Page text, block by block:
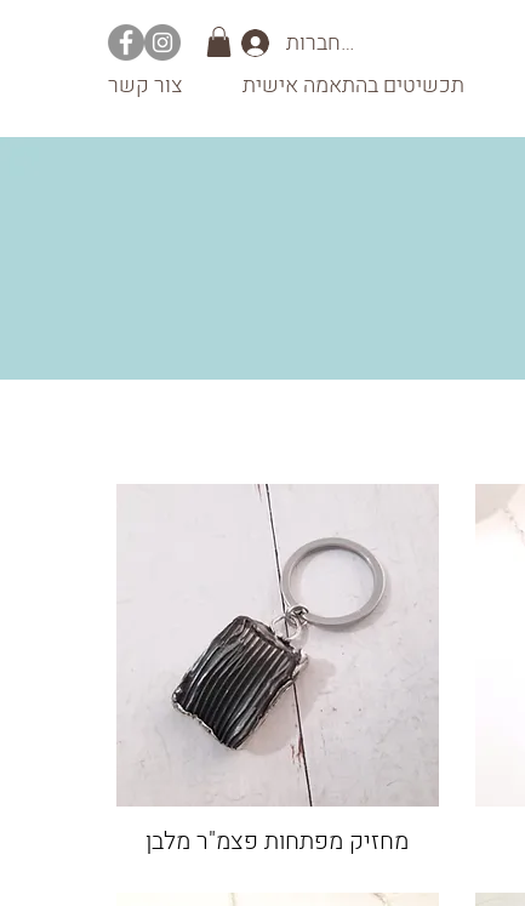
להתחברות
תכשיטים בהתאמה אישית צור קשר
מחזיק מפתחות פצמ"ר מלבן